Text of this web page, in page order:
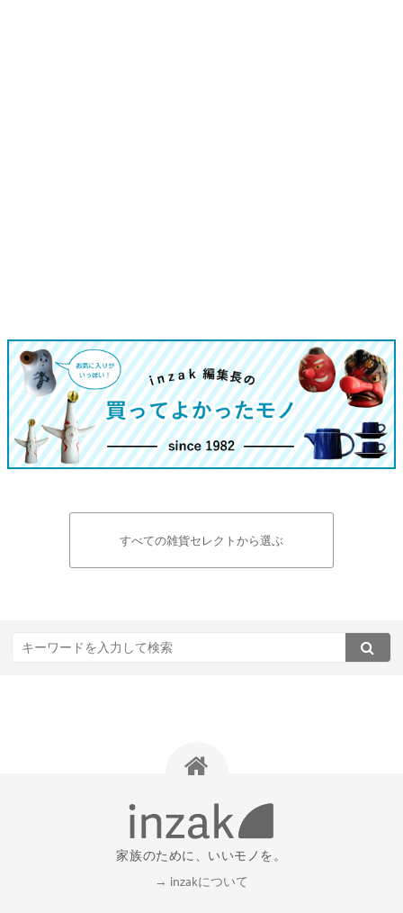
すべての雑貨セレクトから選ぶ
家族のために、いいモノを。
→ inzakについて